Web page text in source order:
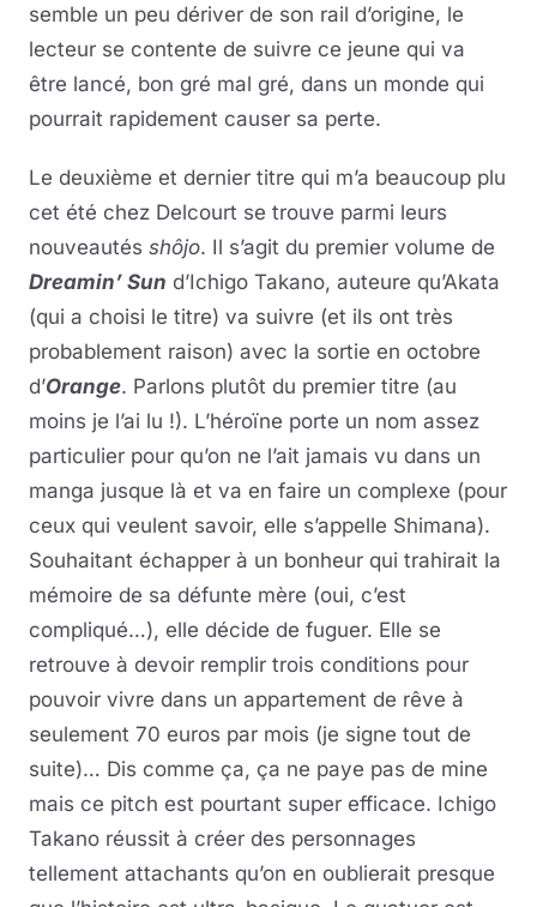
semble un peu dériver de son rail d’origine, le
lecteur se contente de suivre ce jeune qui va
être lancé, bon gré mal gré, dans un monde qui
pourrait rapidement causer sa perte.
Le deuxième et dernier titre qui m’a beaucoup plu
cet été chez Delcourt se trouve parmi leurs
nouveautés shôjo. Il s’agit du premier volume de
Dreamin’ Sun d’Ichigo Takano, auteure qu’Akata
(qui a choisi le titre) va suivre (et ils ont très
probablement raison) avec la sortie en octobre
d’Orange. Parlons plutôt du premier titre (au
moins je l’ai lu !). L’héroïne porte un nom assez
particulier pour qu’on ne l’ait jamais vu dans un
manga jusque là et va en faire un complexe (pour
ceux qui veulent savoir, elle s’appelle Shimana).
Souhaitant échapper à un bonheur qui trahirait la
mémoire de sa défunte mère (oui, c’est
compliqué…), elle décide de fuguer. Elle se
retrouve à devoir remplir trois conditions pour
pouvoir vivre dans un appartement de rêve à
seulement 70 euros par mois (je signe tout de
suite)… Dis comme ça, ça ne paye pas de mine
mais ce pitch est pourtant super efficace. Ichigo
Takano réussit à créer des personnages
tellement attachants qu’on en oublierait presque